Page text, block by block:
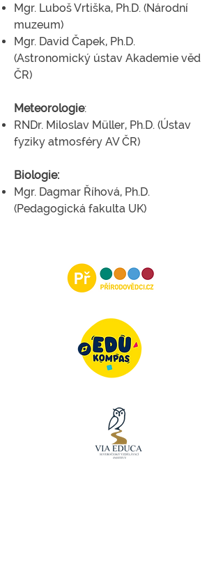
Mgr. Luboš Vrtiška, Ph.D. (Národní
muzeum)
Mgr. David Čapek, Ph.D.
(Astronomický ústav Akademie věd
ČR)
Meteorologie:
RNDr. Miloslav Müller, Ph.D. (Ústav
fyziky atmosféry AV ČR)
Biologie:
Mgr. Dagmar Říhová, Ph.D.
(Pedagogická fakulta UK)